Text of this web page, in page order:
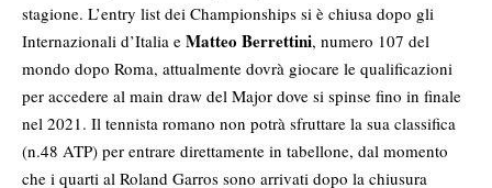
stagione. L’entry list dei Championships si è chiusa dopo gli
Internazionali d’Italia e Matteo Berrettini, numero 107 del
mondo dopo Roma, attualmente dovrà giocare le qualificazioni
per accedere al main draw del Major dove si spinse fino in finale
nel 2021. Il tennista romano non potrà sfruttare la sua classifica
(n.48 ATP) per entrare direttamente in tabellone, dal momento
che i quarti al Roland Garros sono arrivati dopo la chiusura